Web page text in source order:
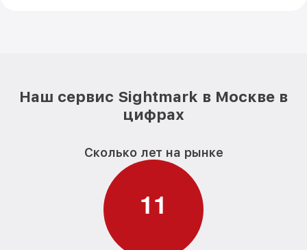
Наш сервис Sightmark в Москве в
цифрах
Сколько лет на рынке
11